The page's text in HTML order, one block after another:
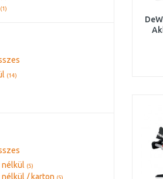
(1)
(14)
nélkül (5)
nélkül / karton (5)